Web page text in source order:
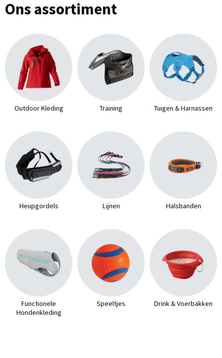
Ons assortiment
Outdoor Kleding Training Tuigen & Harnassen
Heupgordels Lijnen Halsbanden
Functionele
Hondenkleding
Speeltjes Drink & Voerbakken